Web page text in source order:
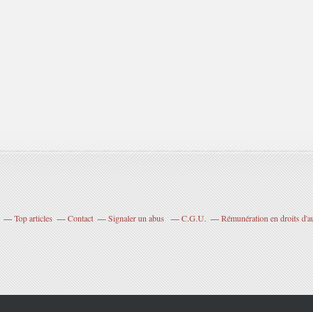
Top articles Contact Signaler un abus C.G.U. Rémunération en droits